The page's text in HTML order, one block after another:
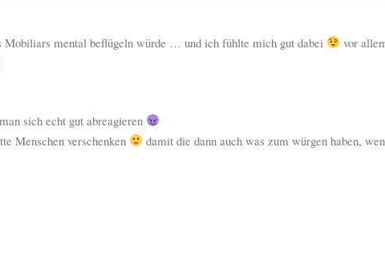
mental beflügeln würde … und ich fühlte mich gut dabei
vor
sich echt gut abreagieren
Menschen verschenken
damit die dann auch was zum würgen haben,